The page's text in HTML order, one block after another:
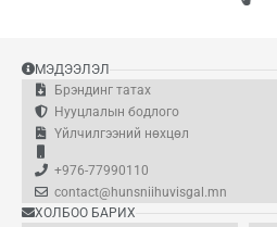
МЭДЭЭЛЭЛ
Брэндинг татах
Нууцлалын бодлого
Үйлчилгээний нөхцөл
+976-77990110
contact@hunsniihuvisgal.mn
ХОЛБОО БАРИХ